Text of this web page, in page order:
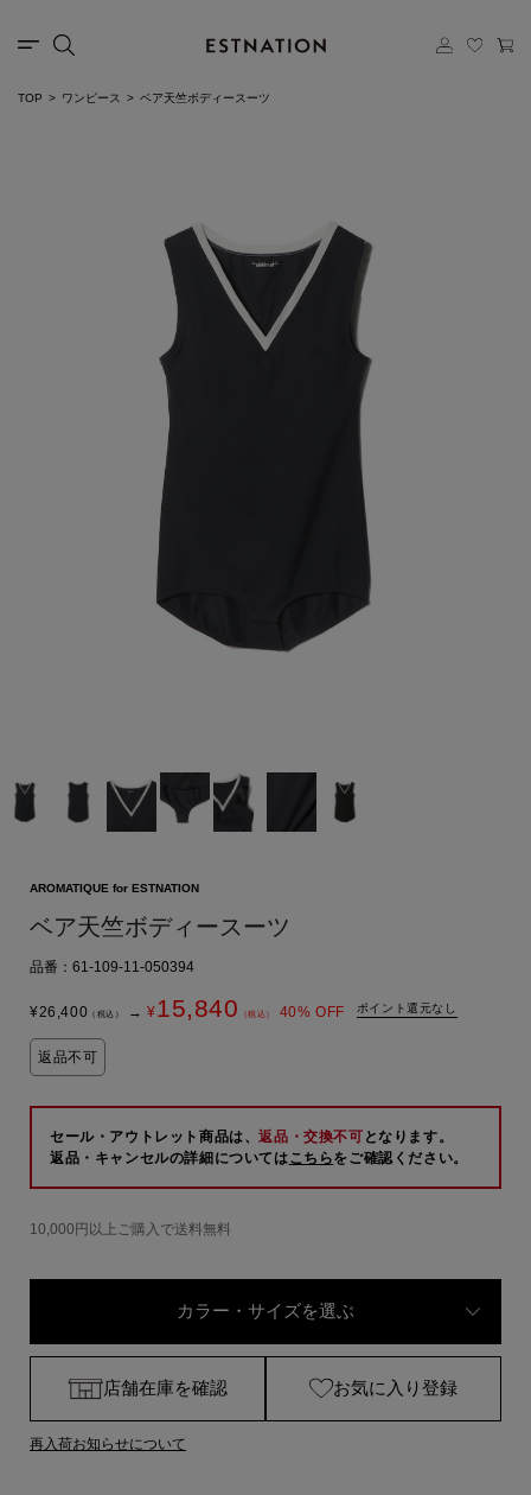
TOP ワンピース ベア天竺ボディースーツ
AROMATIQUE for ESTNATION
ベア天竺ボディースーツ
品番：61-109-11-050394
¥26,400 （税込） → ¥15,840 （税込） 40% OFF ポイント還元なし
返品不可
セール・アウトレット商品は、返品・交換不可 となります。
返品・キャンセルの詳細についてはこちらをご確認ください。
10,000円以上ご購入で送料無料
カラー・サイズを選ぶ
店舗在庫を確認 お気に入り登録
再入荷お知らせについて